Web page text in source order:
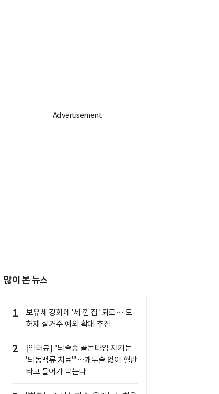
많이 본 뉴스
1
보유세 강화에 '세 낀 집' 퇴로… 토
허제 실거주 예외 확대 추진
2
[인터뷰] "뇌졸중 골든타임 지키는
'뇌동맥류 치료'"…개두술 없이 혈관
타고 들어가 막는다